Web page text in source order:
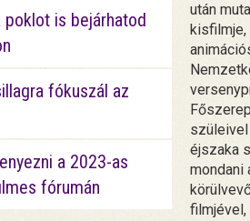
poklot is bejárhatod
fókuszál az
a 2023-as
fórumán
után
szüleivel
éjszaka
mondani
filmjével,